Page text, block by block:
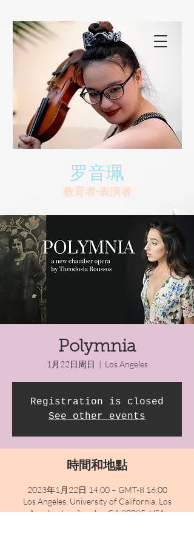
罗音珮
教育者•表演者
Polymnia
1月22日周日
  |
Los Angeles
Registration is closed
See other events
時間和地點
2023年1月22日 14:00 – GMT-8 16:00
Los Angeles, University of California, Los
Angeles, Los Angeles, CA 90095, USA